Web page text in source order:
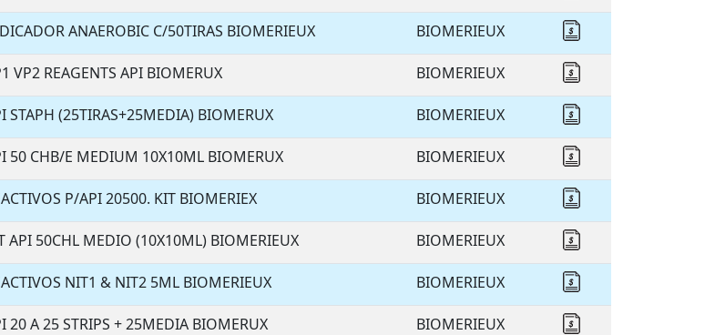
ANAEROBIC C/50TIRAS BIOMERIEUX BIOMERIEUX Cotizar
VP2 REAGENTS API BIOMERUX BIOMERIEUX Cotizar
STAPH (25TIRAS+25MEDIA) BIOMERUX BIOMERIEUX Cotizar
50 CHB/E MEDIUM 10X10ML BIOMERUX BIOMERIEUX Cotizar
P/API 20500. KIT BIOMERIEX BIOMERIEUX Cotizar
API 50CHL MEDIO (10X10ML) BIOMERIEUX BIOMERIEUX Cotizar
NIT1 & NIT2 5ML BIOMERIEUX BIOMERIEUX Cotizar
20 A 25 STRIPS + 25MEDIA BIOMERUX BIOMERIEUX Cotizar